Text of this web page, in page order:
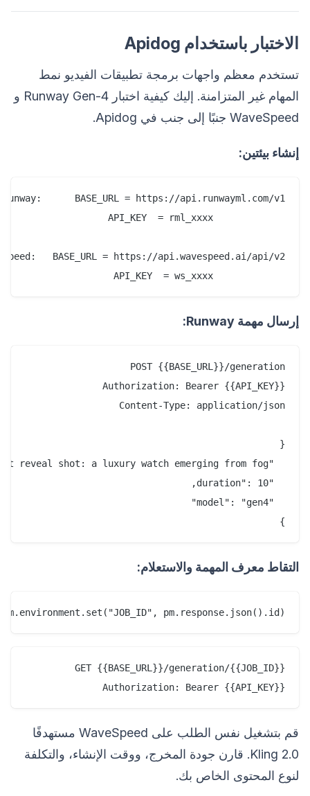
الاختبار باستخدام Apidog
تستخدم معظم واجهات برمجة تطبيقات الفيديو نمط
المهام غير المتزامنة. إليك كيفية اختبار Runway Gen-4 و
WaveSpeed جنبًا إلى جنب في Apidog.
إنشاء بيئتين:
إرسال مهمة Runway:
}
التقاط معرف المهمة والاستعلام:
pm.environment.set("JOB_ID", pm.response.json().id);
Authorization: Bearer {{API_KEY}}
قم بتشغيل نفس الطلب على WaveSpeed مستهدفًا
Kling 2.0. قارن جودة المخرج، ووقت الإنشاء، والتكلفة
لنوع المحتوى الخاص بك.